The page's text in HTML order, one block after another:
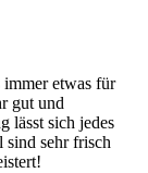
immer etwas für
gut und
lässt sich jedes
sind sehr frisch